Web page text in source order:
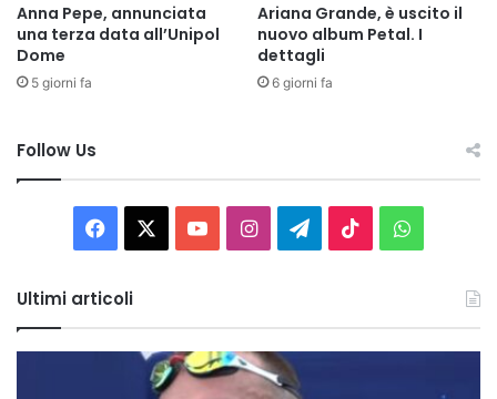
Anna Pepe, annunciata
una terza data all’Unipol
Dome
5 giorni fa
Ariana Grande, è uscito il
nuovo album Petal. I
dettagli
6 giorni fa
Follow Us
Facebook You InstagramTelegram
TikTok
Ultimi articoli